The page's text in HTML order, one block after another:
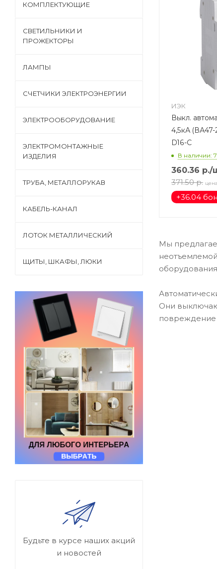
ИЭК
Выкл.
4,5кА (ВА47-
D16-C
В наличии: 7
360.36 р./
371.50 р.
+36.04
Мы
Они
КОМПЛЕКТУЮЩИЕ
СВЕТИЛЬНИКИ И
ПРОЖЕКТОРЫ
ЛАМПЫ
СЧЕТЧИКИ ЭЛЕКТРОЭНЕРГИИ
ЭЛЕКТРООБОРУДОВАНИЕ
ЭЛЕКТРОМОНТАЖНЫЕ
ИЗДЕЛИЯ
ТРУБА, МЕТАЛЛОРУКАВ
КАБЕЛЬ-КАНАЛ
ЛОТОК МЕТАЛЛИЧЕСКИЙ
ЩИТЫ, ШКАФЫ, ЛЮКИ
Будьте в курсе наших акций
и новостей